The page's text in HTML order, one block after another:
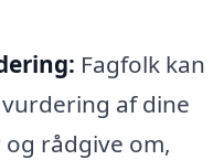
Fagfolk kan
af dine
rådgive om,